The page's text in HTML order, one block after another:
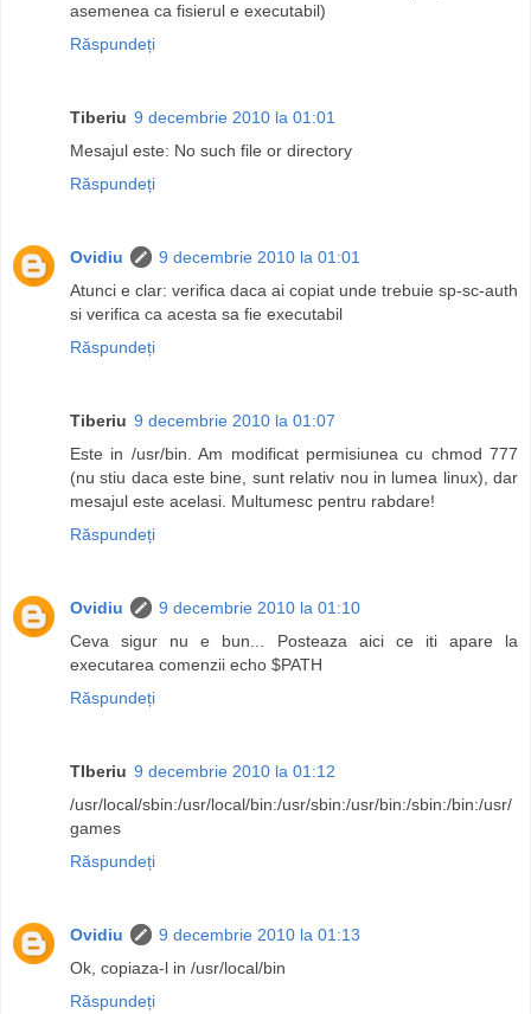
asemenea ca fisierul e executabil)
Răspundeți
Tiberiu 9 decembrie 2010 la 01:01
Mesajul este: No such file or directory
Răspundeți
Ovidiu
9 decembrie 2010 la 01:01
Atunci e clar: verifica daca ai copiat unde trebuie sp-sc-auth
si verifica ca acesta sa fie executabil
Răspundeți
Tiberiu 9 decembrie 2010 la 01:07
Este in /usr/bin. Am modificat permisiunea cu chmod 777
(nu stiu daca este bine, sunt relativ nou in lumea linux), dar
mesajul este acelasi. Multumesc pentru rabdare!
Răspundeți
Ovidiu
9 decembrie 2010 la 01:10
Ceva sigur nu e bun... Posteaza aici ce iti apare la
executarea comenzii echo $PATH
Răspundeți
TIberiu 9 decembrie 2010 la 01:12
/usr/local/sbin:/usr/local/bin:/usr/sbin:/usr/bin:/sbin:/bin:/usr/
games
Răspundeți
Ovidiu
9 decembrie 2010 la 01:13
Ok, copiaza-l in /usr/local/bin
Răspundeți